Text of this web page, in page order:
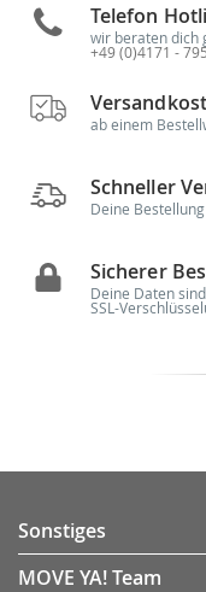
Telefon
wir beraten dich
+49 (0)4171 -
ab einem
Schneller
Deine
Sicherer
Deine Daten
SSL-
Sonstiges
MOVE YA! Team